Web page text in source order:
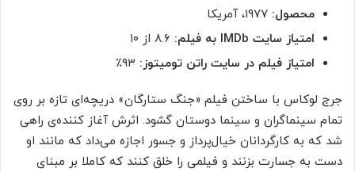
محصول:
امتیاز سایت IMDb به فیلم:
امتیاز فیلم در سایت راتن تومیتوز:
جرج لوکاس با ساختن فیلم «جنگ ستارگان» دریچه‌ای تازه بر روی
تمام سینماگران و سینما دوستان گشود. اثرش آغاز کننده‌ی راهی
شد که به کارگردانان خیال‌پرداز و جسور اجازه می‌داد که مانند او
دست به جسارت بزنند و فیلمی را خلق کنند که کاملا بر مبنای